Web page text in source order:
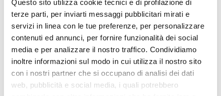
Questo sito utilizza cookie tecnici e di profilazione di
terze parti, per inviarti messaggi pubblicitari mirati e
servizi in linea con le tue preferenze, per personalizzare
contenuti ed annunci, per fornire funzionalità dei social
media e per analizzare il nostro traffico. Condividiamo
inoltre informazioni sul modo in cui utilizza il nostro sito
con i nostri partner che si occupano di analisi dei dati
web, pubblicità e social media, i quali potrebbero
Auto Euro 5 ed Euro 6: cosa sapere prima di
acquistare un usato
1 Luglio 2026
Acquistare auto in concessionaria: assistenza
e garanzie vere
24 Giugno 2026